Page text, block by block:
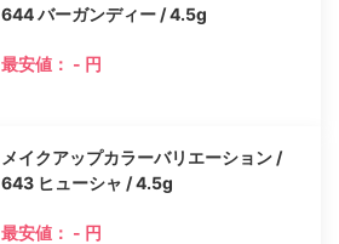
644 バーガンディー / 4.5g
最安値： - 円
メイクアップカラーバリエーション /
643 ヒューシャ / 4.5g
最安値： - 円